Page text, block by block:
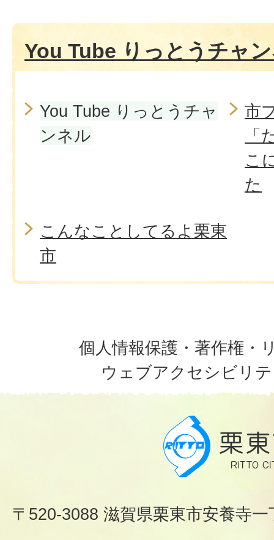
You Tube りっとうチャ
You Tube りっとうチャ
ンネル
市
「
こ
た
こんなことしてるよ栗東
市
個人情報保護・著作権・
ウェブアクセシビリ
〒520-3088 滋賀県栗東市安養寺